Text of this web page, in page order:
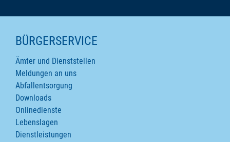
SEITENINHALTE
BÜRGERSERVICE
Ämter und Dienststellen
Meldungen an uns
Abfallentsorgung
Downloads
Onlinedienste
Lebenslagen
Dienstleistungen